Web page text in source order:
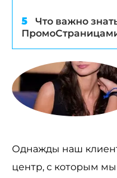
Что важно
Однажды наш
центр, с которым